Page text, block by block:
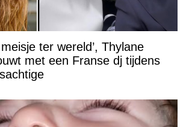
ter wereld’, Thylane
met een Franse dj tijdens